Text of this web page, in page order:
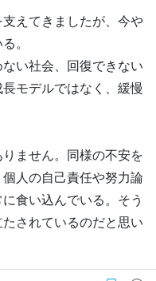
えてきましたが、今や
。
い社会、回復できない
モデルではなく、緩慢
ません。同様の不安を
人の自己責任や努力論
食い込んでいる。そう
されているのだと思い